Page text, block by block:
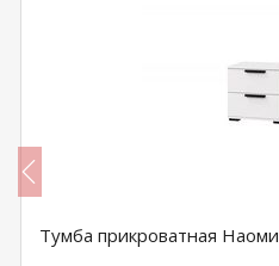
Тумба прикроватная Наоми